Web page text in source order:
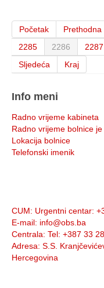
Početak
Prethodna
2285
2286 2287
Sljedeća
Kraj
Info meni
Radno vrijeme kabineta
Radno vrijeme bolnice
Lokacija bolnice
Telefonski imenik
CUM: Urgentni centar:
E-mail: info@obs.ba
Centrala: Tel: +387 33
Adresa: S.S.
Hercegovina